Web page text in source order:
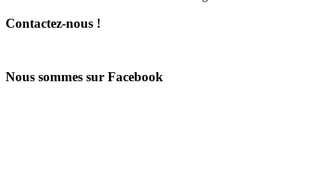
Contactez-nous !
Nous sommes sur Facebook